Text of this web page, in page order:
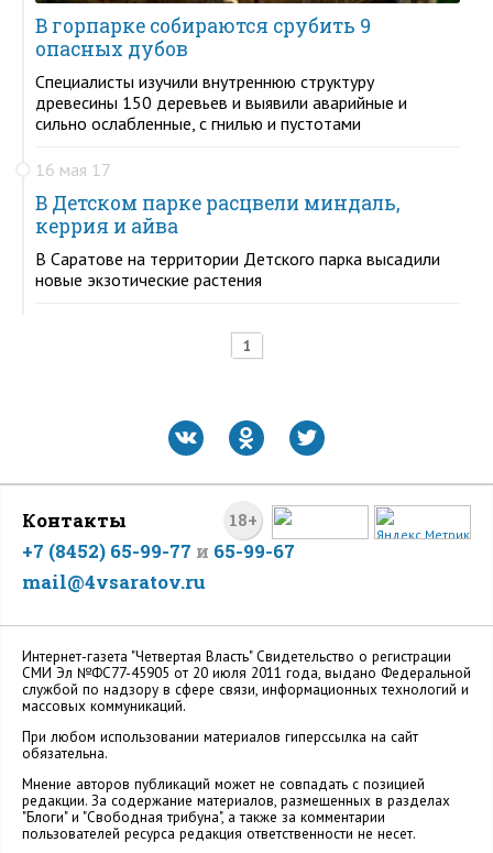
В горпарке собираются срубить 9
опасных дубов
Специалисты изучили внутреннюю структуру
древесины 150 деревьев и выявили аварийные и
сильно ослабленные, с гнилью и пустотами
16 мая 17
В Детском парке расцвели миндаль,
керрия и айва
В Саратове на территории Детского парка высадили
новые экзотические растения
1
18+
Контакты
+7 (8452) 65-99-77 и 65-99-67
mail@4vsaratov.ru
Интернет-газета "Четвертая Власть" Cвидетельство о регистрации
СМИ Эл №ФС77-45905 от 20 июля 2011 года, выдано Федеральной
службой по надзору в сфере связи, информационных технологий и
массовых коммуникаций.
При любом использовании материалов гиперссылка на сайт
обязательна.
Мнение авторов публикаций может не совпадать с позицией
редакции. За содержание материалов, размещенных в разделах
"Блоги" и "Свободная трибуна", а также за комментарии
пользователей ресурса редакция ответственности не несет.